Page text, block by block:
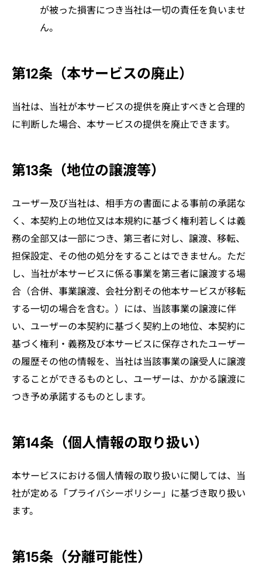
が被った損害につき当社は一切の責任を負いませ
ん。
第12条（本サービスの廃止）
当社は、当社が本サービスの提供を廃止すべきと合理的
に判断した場合、本サービスの提供を廃止できます。
第13条（地位の譲渡等）
ユーザー及び当社は、相手方の書面による事前の承諾な
く、本契約上の地位又は本規約に基づく権利若しくは義
務の全部又は一部につき、第三者に対し、譲渡、移転、
担保設定、その他の処分をすることはできません。ただ
し、当社が本サービスに係る事業を第三者に譲渡する場
合（合併、事業譲渡、会社分割その他本サービスが移転
する一切の場合を含む。）には、当該事業の譲渡に伴
い、ユーザーの本契約に基づく契約上の地位、本契約に
基づく権利・義務及び本サービスに保存されたユーザー
の履歴その他の情報を、当社は当該事業の譲受人に譲渡
することができるものとし、ユーザーは、かかる譲渡に
つき予め承諾するものとします。
第14条（個人情報の取り扱い）
本サービスにおける個人情報の取り扱いに関しては、当
社が定める「プライバシーポリシー」に基づき取り扱い
ます。
第15条（分離可能性）